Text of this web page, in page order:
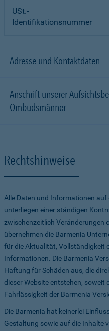
USt.-
Identifikationsnummer
Adresse und Kontaktdaten
Anschrift unserer
Ombudsmänner
Rechtshinweise
Alle Daten und Informationen auf
unterliegen einer ständigen
zwischenzeitlich Veränderungen
übernehmen die Barmenia
für die Aktualität, Vollständigkeit
Informationen. Die Barmenia
Haftung für Schäden aus, die
dieser Website entstehen,
Fahrlässigkeit der Barmenia
Die Barmenia hat keinerlei
Gestaltung sowie auf die Inhalte